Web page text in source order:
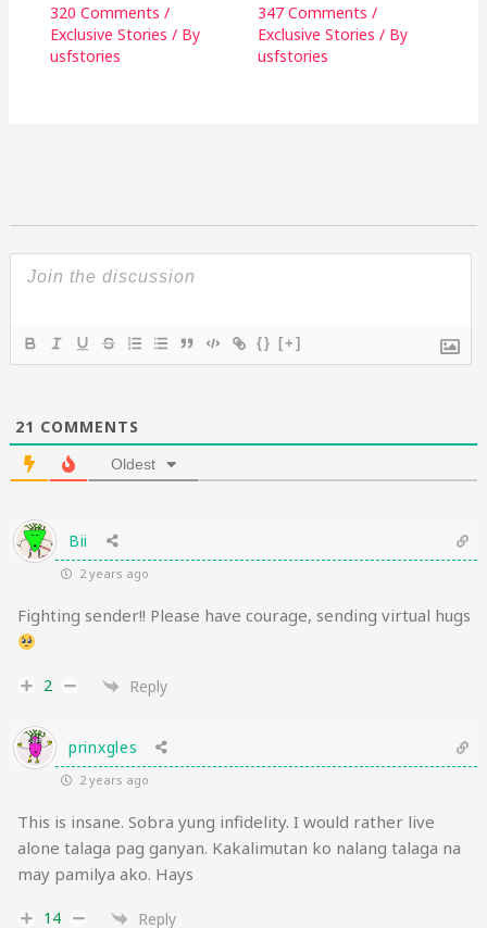
320 Comments /
Exclusive Stories / By
usfstories
347 Comments /
Exclusive Stories / By
usfstories
{} [+]
21 COMMENTS
Oldest
Bii
2 years ago
Fighting sender!! Please have courage, sending virtual hugs
2 Reply
prinxgles
2 years ago
This is insane. Sobra yung infidelity. I would rather live
alone talaga pag ganyan. Kakalimutan ko nalang talaga na
may pamilya ako. Hays
14 Reply